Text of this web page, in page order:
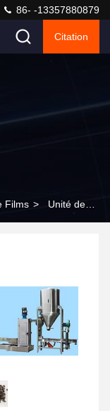
86- -13357880879
Citation
Films > Unité de